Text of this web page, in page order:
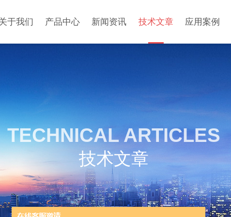
于我们 产品中心 新闻资讯 技术文章 应用案例
TECHNICAL ARTICLES
技术文章